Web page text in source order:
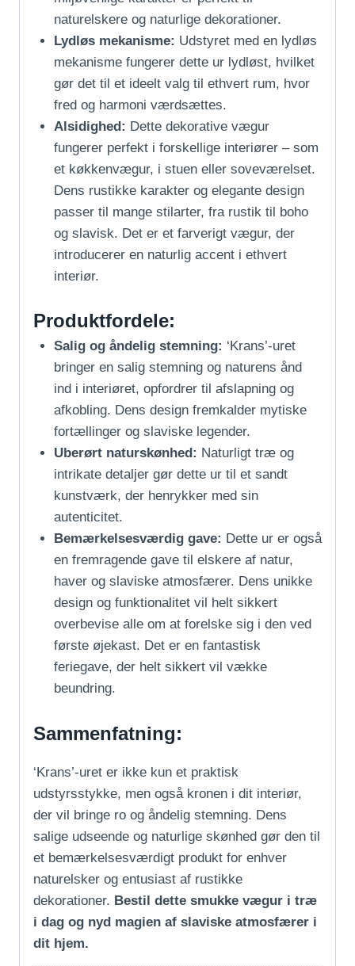
naturelskere og naturlige dekorationer.
Lydløs mekanisme: Udstyret med en lydløs
mekanisme fungerer dette ur lydløst, hvilket
gør det til et ideelt valg til ethvert rum, hvor
fred og harmoni værdsættes.
Alsidighed: Dette dekorative vægur
fungerer perfekt i forskellige interiører – som
et køkkenvægur, i stuen eller soveværelset.
Dens rustikke karakter og elegante design
passer til mange stilarter, fra rustik til boho
og slavisk. Det er et farverigt vægur, der
introducerer en naturlig accent i ethvert
interiør.
Produktfordele:
Salig og åndelig stemning: ‘Krans’-uret
bringer en salig stemning og naturens ånd
ind i interiøret, opfordrer til afslapning og
afkobling. Dens design fremkalder mytiske
fortællinger og slaviske legender.
Uberørt naturskønhed: Naturligt træ og
intrikate detaljer gør dette ur til et sandt
kunstværk, der henrykker med sin
autenticitet.
Bemærkelsesværdig gave: Dette ur er også
en fremragende gave til elskere af natur,
haver og slaviske atmosfærer. Dens unikke
design og funktionalitet vil helt sikkert
overbevise alle om at forelske sig i den ved
første øjekast. Det er en fantastisk
feriegave, der helt sikkert vil vække
beundring.
Sammenfatning:
‘Krans’-uret er ikke kun et praktisk
udstyrsstykke, men også kronen i dit interiør,
der vil bringe ro og åndelig stemning. Dens
salige udseende og naturlige skønhed gør den til
et bemærkelsesværdigt produkt for enhver
naturelsker og entusiast af rustikke
dekorationer. Bestil dette smukke vægur i træ
i dag og nyd magien af slaviske atmosfærer i
dit hjem.